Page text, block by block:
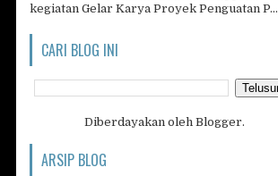
kegiatan Gelar Karya Proyek Penguatan P...
CARI BLOG INI
Diberdayakan oleh Blogger.
ARSIP BLOG